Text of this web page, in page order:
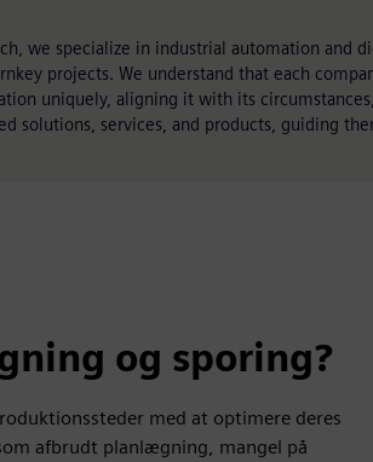
we specialize in industrial automation and
projects. We understand that each
uniquely, aligning it with its
solutions, services, and products, guiding
og sporing?
med at optimere deres
afbrudt planlægning, mangel på